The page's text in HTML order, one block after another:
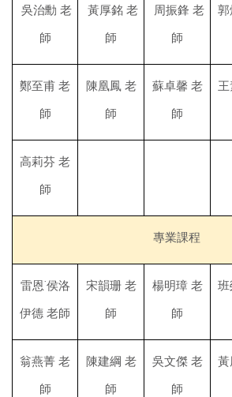
吳治勳 老
師
黃厚銘 老
師
周振鋒 老
師
鄭至甫 老
師
陳凰鳳 老
師
蘇卓馨 老
師
高莉芬 老
師
專業課程
雷恩˙侯洛
伊德 老師
宋韻珊 老
師
楊明璋 老
師
翁燕菁 老
師
陳建綱 老
師
吳文傑 老
師